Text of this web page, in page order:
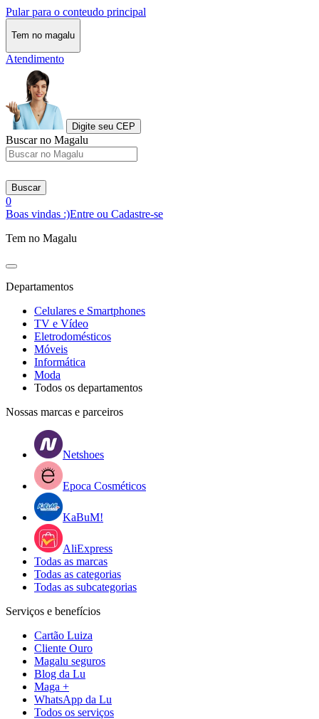
Pular para o conteudo principal
Tem no magalu
Atendimento
Digite seu CEP
Buscar no Magalu
Buscar
0
Boas vindas :)Entre ou Cadastre-se
Tem no Magalu
Departamentos
Celulares e Smartphones
TV e Vídeo
Eletrodomésticos
Móveis
Informática
Moda
Todos os departamentos
Nossas marcas e parceiros
Netshoes
Epoca Cosméticos
KaBuM!
AliExpress
Todas as marcas
Todas as categorias
Todas as subcategorias
Serviços e benefícios
Cartão Luiza
Cliente Ouro
Magalu seguros
Blog da Lu
Maga +
WhatsApp da Lu
Todos os serviços